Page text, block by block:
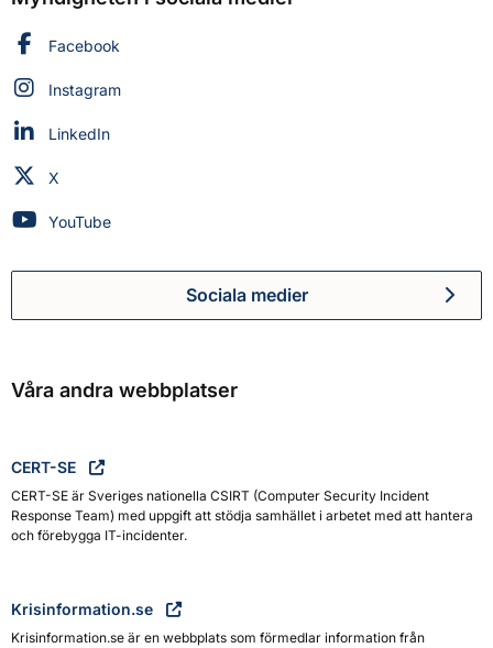
Myndigheten för civilt försvar på
Facebook
Myndigheten för civilt försvar på
Instagram
Myndigheten för civilt försvar på
LinkedIn
Myndigheten för civilt försvar på
X
Myndigheten för civilt försvar på
YouTube
Myndigheten för civilt
Sociala medier
Våra andra webbplatser
CERT-SE
CERT-SE är Sveriges nationella CSIRT (Computer Security Incident
Response Team) med uppgift att stödja samhället i arbetet med att hantera
och förebygga IT-incidenter.
Krisinformation.se
Krisinformation.se är en webbplats som förmedlar information från